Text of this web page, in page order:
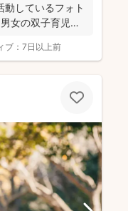
動しているフォト
女の双子育児中
ブ： 7日以上前